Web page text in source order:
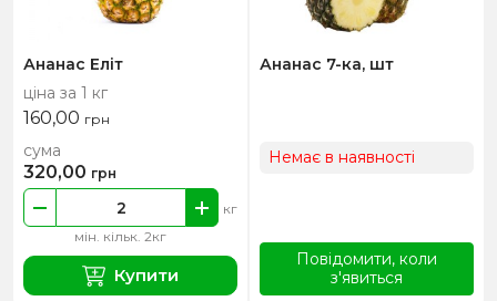
Ананас Еліт
ціна за 1 кг
160,00 грн
мін. кільк. 2кг
кг
сума
320,00 грн
Купити
Ананас 7-ка, шт
Немає в наявності
Повідомити, коли
з'явиться